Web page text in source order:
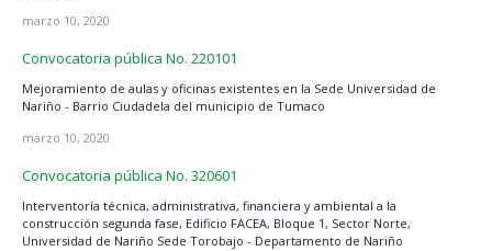
marzo 10, 2020
Convocatoria pública No. 220101
Mejoramiento de aulas y oficinas existentes en la Sede Universidad de
Nariño - Barrio Ciudadela del municipio de Tumaco
marzo 10, 2020
Convocatoria pública No. 320601
Interventoría técnica, administrativa, financiera y ambiental a la
construcción segunda fase, Edificio FACEA, Bloque 1, Sector Norte,
Universidad de Nariño Sede Torobajo - Departamento de Nariño